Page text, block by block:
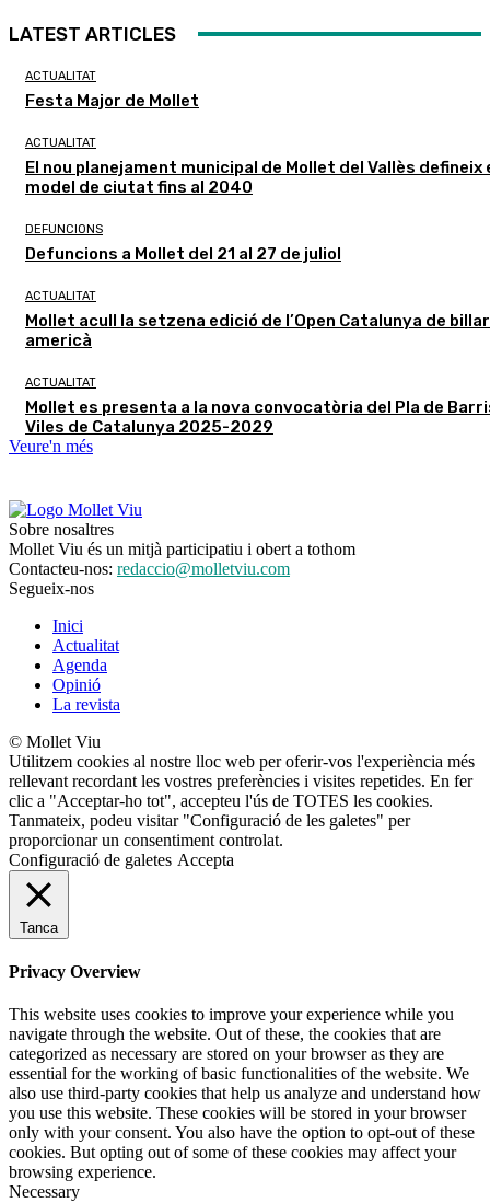
LATEST ARTICLES
ACTUALITAT
Festa Major de Mollet
ACTUALITAT
El nou planejament municipal de Mollet del Vallès defineix
model de ciutat fins al 2040
DEFUNCIONS
Defuncions a Mollet del 21 al 27 de juliol
ACTUALITAT
Mollet acull la setzena edició de l’Open Catalunya de billar
americà
ACTUALITAT
Mollet es presenta a la nova convocatòria del Pla de
Viles de Catalunya 2025-2029
Veure'n més
Sobre nosaltres
Mollet Viu és un mitjà participatiu i obert a tothom
Contacteu-nos: redaccio@molletviu.com
Segueix-nos
Inici
Actualitat
Agenda
Opinió
La revista
© Mollet Viu
Utilitzem cookies al nostre lloc web per oferir-vos l'experiència més
rellevant recordant les vostres preferències i visites repetides. En fer
clic a "Acceptar-ho tot", accepteu l'ús de TOTES les cookies.
Tanmateix, podeu visitar "Configuració de les galetes" per
proporcionar un consentiment controlat.
Configuració de galetes Accepta
Tanca
Privacy Overview
This website uses cookies to improve your experience while you
navigate through the website. Out of these, the cookies that are
categorized as necessary are stored on your browser as they are
essential for the working of basic functionalities of the website. We
also use third-party cookies that help us analyze and understand how
you use this website. These cookies will be stored in your browser
only with your consent. You also have the option to opt-out of these
cookies. But opting out of some of these cookies may affect your
browsing experience.
Necessary